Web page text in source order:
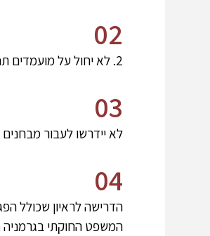
02
2. לא יחול על מועמדים תנאי של הצגת יכולת כלכלית כדי שיוכרו באופן רשמי כאזרחים גרמניים.
03
לא יידרשו לעבור
04
הדרישה לראיון שכולל
המשפט החוקתי